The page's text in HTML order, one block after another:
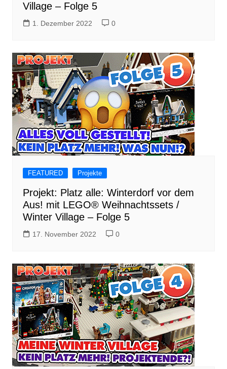
Village – Folge 5
1. Dezember 2022 0
FEATURED Projekte
Projekt: Platz alle: Winterdorf vor dem
Aus! mit LEGO® Weihnachtssets /
Winter Village – Folge 5
17. November 2022 0